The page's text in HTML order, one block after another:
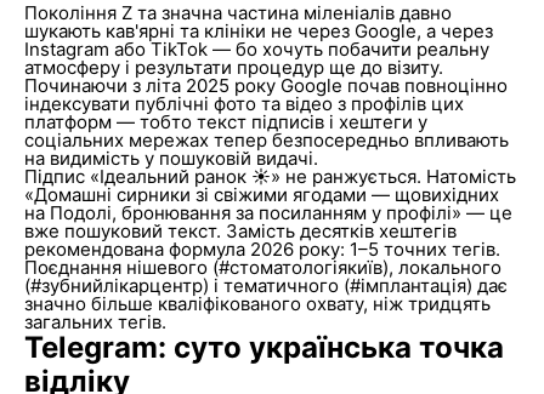
Покоління Z та значна частина міленіалів давно
шукають кав'ярні та клініки не через Google, а через
Instagram або TikTok — бо хочуть побачити реальну
атмосферу і результати процедур ще до візиту.
Починаючи з літа 2025 року Google почав повноцінно
індексувати публічні фото та відео з профілів цих
платформ — тобто текст підписів і хештеги у
соціальних мережах тепер безпосередньо впливають
на видимість у пошуковій видачі.
Підпис «Ідеальний ранок ☀️» не ранжується. Натомість
«Домашні сирники зі свіжими ягодами — щовихідних
на Подолі, бронювання за посиланням у профілі» — це
вже пошуковий текст. Замість десятків хештегів
рекомендована формула 2026 року: 1–5 точних тегів.
Поєднання нішевого (#стоматологіякиїв), локального
(#зубнийлікарцентр) і тематичного (#імплантація) дає
значно більше кваліфікованого охвату, ніж тридцять
загальних тегів.
Telegram: суто українська точка
відліку